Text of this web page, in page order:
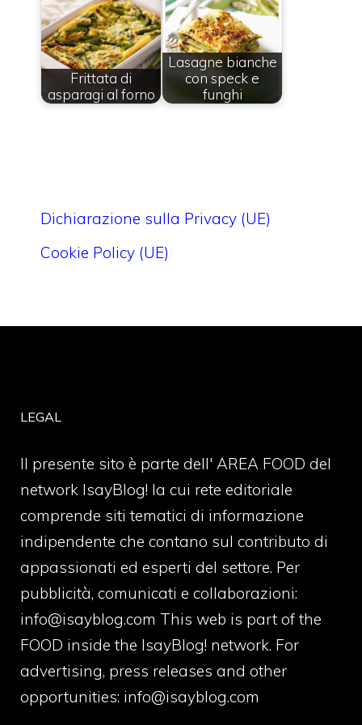
Frittata di
asparagi al forno
Lasagne bianche
con speck e
funghi
Dichiarazione sulla Privacy (UE)
Cookie Policy (UE)
LEGAL
Il presente sito è parte dell' AREA FOOD del
network IsayBlog! la cui rete editoriale
comprende siti tematici di informazione
indipendente che contano sul contributo di
appassionati ed esperti del settore. Per
pubblicità, comunicati e collaborazioni:
info@isayblog.com This web is part of the
FOOD inside the IsayBlog! network. For
advertising, press releases and other
opportunities: info@isayblog.com